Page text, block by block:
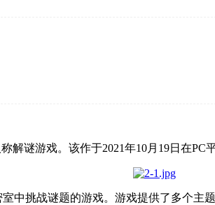
解谜游戏。该作于2021年10月19日在PC
中挑战谜题的游戏。游戏提供了多个